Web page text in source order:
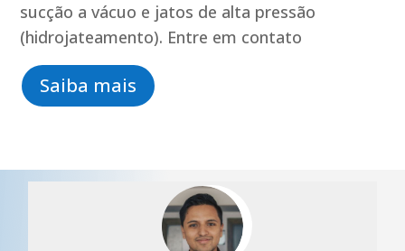
sucção a vácuo e jatos de alta pressão
(hidrojateamento). Entre em contato
Saiba mais